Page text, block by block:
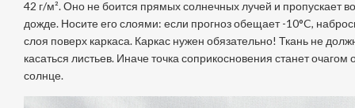
42 г/м². Оно не боится прямых солнечных лучей и пропускает
дожде. Носите его слоями: если прогноз обещает -10°C,
слоя поверх каркаса. Каркас нужен обязательно! Ткань не
касаться листьев. Иначе точка соприкосновения станет очагом
солнце.